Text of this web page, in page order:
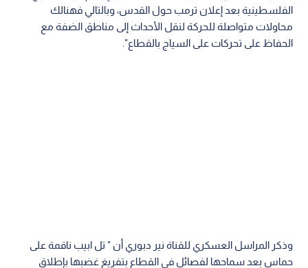
الفلسطينية بعد إعلان ترمب حول القدس، وبالتالي فهنالك
محاولات متواصلة للحركة لنقل الأحداث إلى مناطق الضفة مع
الحفاظ على تحركات على السياج بالقطاع".
وذكر المراسل العسكري للقناة نير دبوري أن " تل ابيب ناقمة على
حماس بعد سماحها لفصائل في القطاع بتفريغ غضبها بإطلاق